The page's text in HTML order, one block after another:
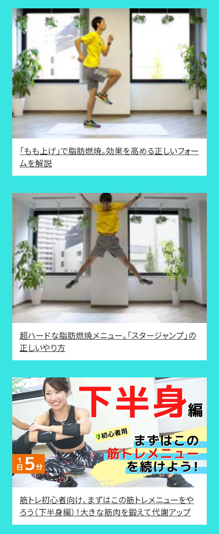
「もも上げ」で脂肪燃焼。効果を高める正しいフォー
ムを解説
超ハードな脂肪燃焼メニュー。「スタージャンプ」の
正しいやり方
筋トレ初心者向け、まずはこの筋トレメニューをや
ろう（下半身編）！大きな筋肉を鍛えて代謝アップ